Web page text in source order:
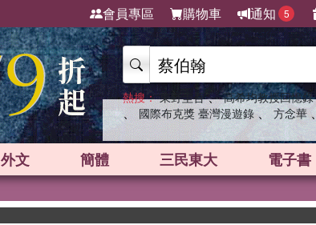
會員專區 購物車 通知 5
熱搜： 東野圭吾 、 高希均教授回憶錄
、 國際布克獎 臺灣漫遊錄 、 方念華 、
外文 簡體 三民東大 電子書